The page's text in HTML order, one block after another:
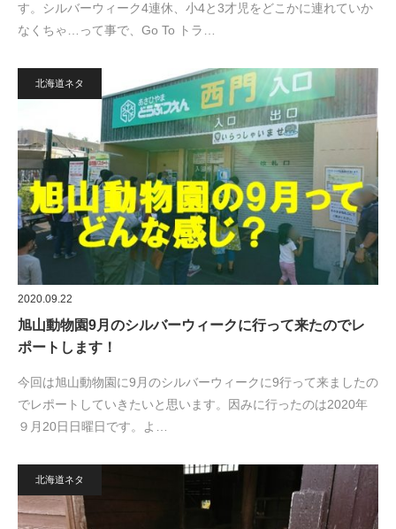
す。シルバーウィーク4連休、小4と3才児をどこかに連れていか
なくちゃ…って事で、Go To トラ…
北海道ネタ
2020.09.22
旭山動物園9月のシルバーウィークに行って来たのでレ
ポートします！
今回は旭山動物園に9月のシルバーウィークに9行って来ましたの
でレポートしていきたいと思います。因みに行ったのは2020年
９月20日日曜日です。よ…
北海道ネタ